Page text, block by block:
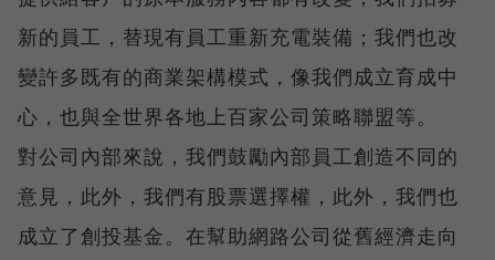
新的員工，替現有員工重新充電裝備；我們也改
變許多既有的商業架構模式，像我們成立育成中
心，也與全世界各地上百家公司策略聯盟等。
對公司內部來說，我們鼓勵內部員工創造不同的
意見，此外，我們有股票選擇權，此外，我們也
成立了創投基金。在幫助網路公司從舊經濟走向